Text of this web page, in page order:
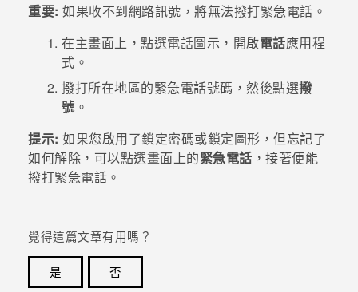
企業採購
VIVELAND
重要: 如果收不到網路訊號，將無法撥打緊急電話。
在主畫面上，點選電話圖示，開啟電話應用程
式。
撥打所在地區的緊急電話號碼，然後點選撥
號 。
提示: 如果您啟用了鎖定密碼或鎖定圖形，但忘記了
如何解除，可以點選畫面上的緊急電話 ，接著便能
撥打緊急電話。
覺得這篇文章有用嗎？
是
否